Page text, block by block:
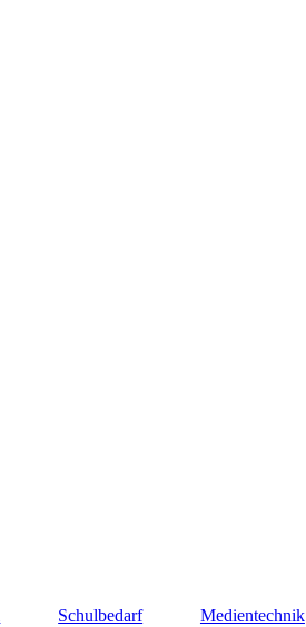
Schulbedarf Medientechnik